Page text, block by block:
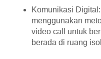
Komunikasi
menggunakan
video call untuk
berada di ruang